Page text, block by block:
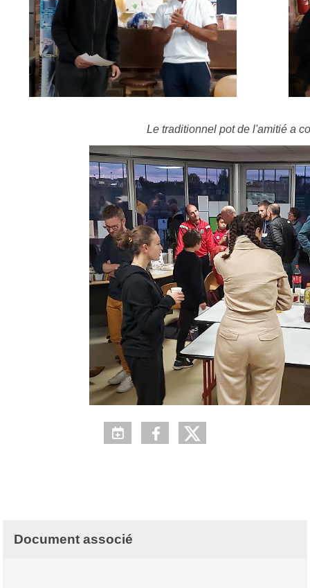
Le traditionnel pot de l'amitié a
Document associé